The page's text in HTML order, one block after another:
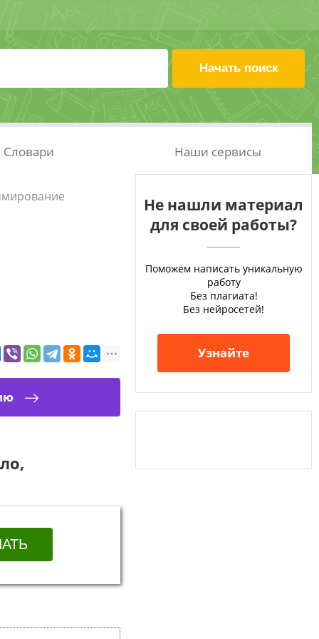
Словари Наши сервисы
Не нашли материал
для своей работы?
Поможем написать уникальную
работу
Без плагиата!
Без нейросетей!
Узнайте